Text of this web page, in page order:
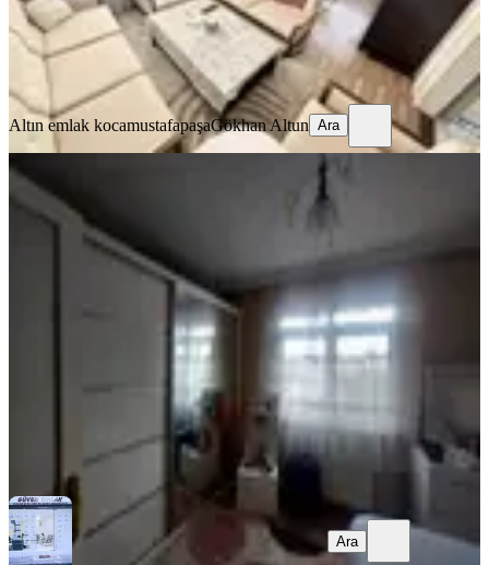
Altın emlak kocamustafapaşa Gökhan Altun
Altın emlak kocamustafapaşaGökhan Altun Ara
Fatih Kocamustafapaşa Merkez De
Memura Öğrenciye Kiralık Daire
Fatih, Seyyid Ömer Mahallesi
1+1· 70 m² ·3. Kat ·03.08.2026
30.000 ₺
CANAN ÇAKIR
Ara